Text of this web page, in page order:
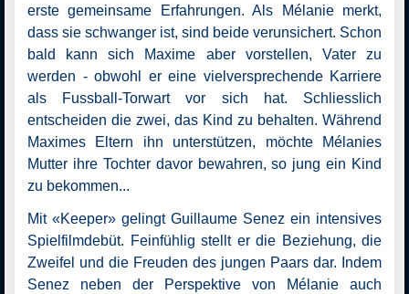
erste gemeinsame Erfahrungen. Als Mélanie merkt,
dass sie schwanger ist, sind beide verunsichert. Schon
bald kann sich Maxime aber vorstellen, Vater zu
werden - obwohl er eine vielversprechende Karriere
als Fussball-Torwart vor sich hat. Schliesslich
entscheiden die zwei, das Kind zu behalten. Während
Maximes Eltern ihn unterstützen, möchte Mélanies
Mutter ihre Tochter davor bewahren, so jung ein Kind
zu bekommen...
Mit «Keeper» gelingt Guillaume Senez ein intensives
Spielfilmdebüt. Feinfühlig stellt er die Beziehung, die
Zweifel und die Freuden des jungen Paars dar. Indem
Senez neben der Perspektive von Mélanie auch